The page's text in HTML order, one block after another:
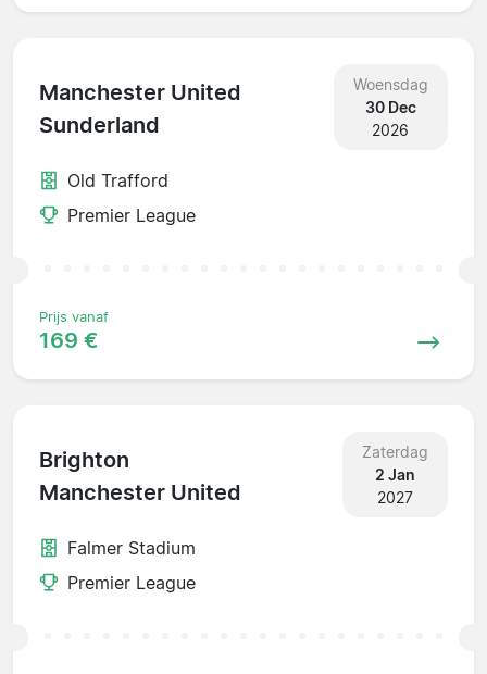
Manchester United
Sunderland
Woensdag
30 Dec
2026
Old Trafford
Premier League
Prijs vanaf
169 €
Brighton
Manchester United
Zaterdag
2 Jan
2027
Falmer Stadium
Premier League